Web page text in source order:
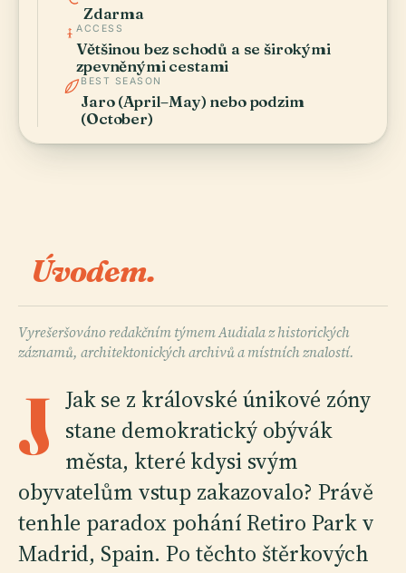
Zdarma
ACCESS
Většinou bez schodů a se širokými
zpevněnými cestami
BEST SEASON
Jaro (April–May) nebo podzim
(October)
Úvodem.
Vyrešeršováno redakčním týmem Audiala z historických
záznamů, architektonických archivů a místních znalostí.
J Jak se z královské únikové zóny
stane demokratický obývák
města, které kdysi svým
obyvatelům vstup zakazovalo? Právě
tenhle paradox pohání Retiro Park v
Madrid, Spain. Po těchto štěrkových